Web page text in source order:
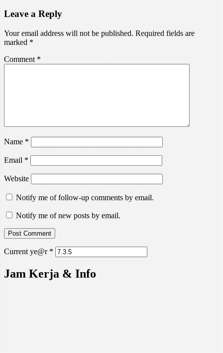
Leave a Reply
Your email address will not be published. Required fields are
marked*
Comment*
Name*
Email*
Website
Notify me of follow-up comments by email.
Notify me of new posts by email.
Current ye@r*
Jam Kerja & Info